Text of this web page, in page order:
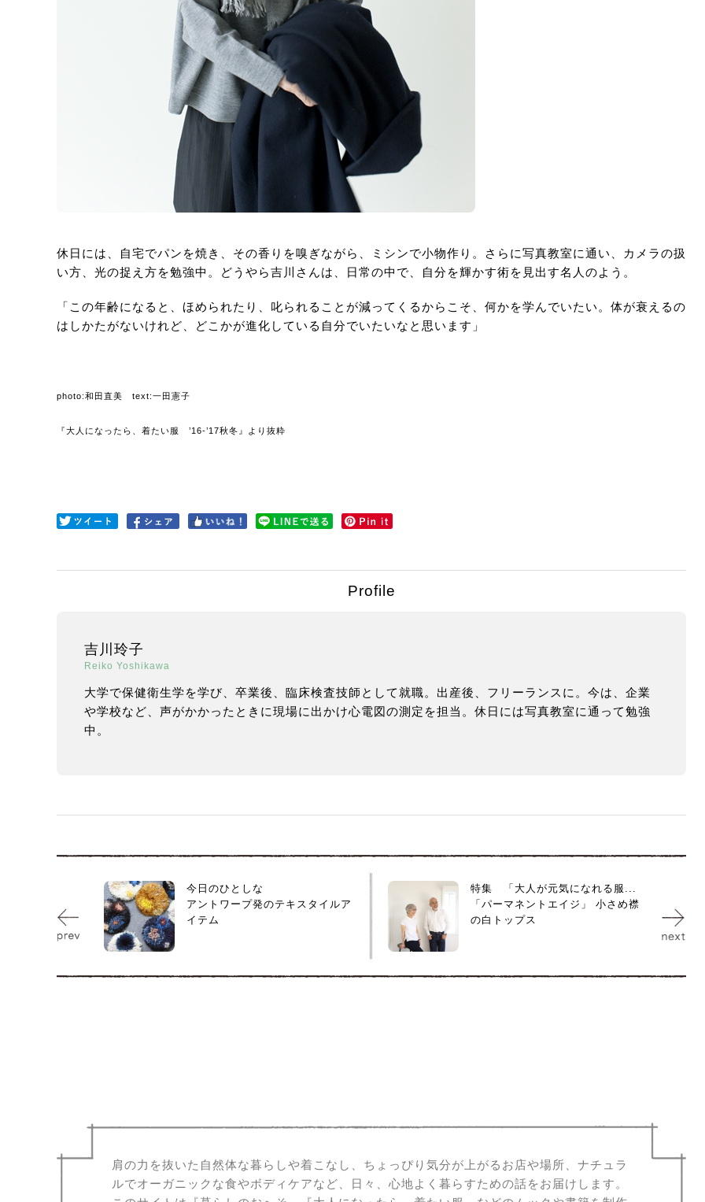
休日には、自宅でパンを焼き、その香りを嗅ぎながら、ミシンで小物作り。さらに写真教室に通い、カメラの扱
い方、光の捉え方を勉強中。どうやら吉川さんは、日常の中で、自分を輝かす術を見出す名人のよう。
「この年齢になると、ほめられたり、叱られることが減ってくるからこそ、何かを学んでいたい。体が衰えるの
はしかたがないけれど、どこかが進化している自分でいたいなと思います」
photo:和田直美 text:一田憲子
『大人になったら、着たい服 ’16-’17秋冬』より抜粋
Profile
吉川玲子
Reiko Yoshikawa
大学で保健衛生学を学び、卒業後、臨床検査技師として就職。出産後、フリーランスに。今は、企業
や学校など、声がかかったときに現場に出かけ心電図の測定を担当。休日には写真教室に通って勉強
中。
今日のひとしな
アントワープ発のテキスタイルア
イテム
特集 「大人が元気になれる服...
「パーマネントエイジ」 小さめ襟
の白トップス
肩の力を抜いた自然体な暮らしや着こなし、ちょっぴり気分が上がるお店や場所、ナチュラ
ルでオーガニックな食やボディケアなど、日々、心地よく暮らすための話をお届けします。